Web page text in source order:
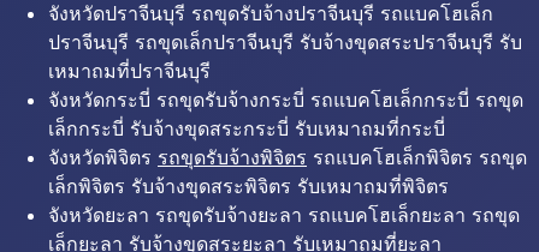
จังหวัดปราจีนบุรี รถขุดรับจ้างปราจีนบุรี รถแบคโฮเล็ก
ปราจีนบุรี รถขุดเล็กปราจีนบุรี รับจ้างขุดสระปราจีนบุรี รับ
เหมาถมที่ปราจีนบุรี
จังหวัดกระบี่ รถขุดรับจ้างกระบี่ รถแบคโฮเล็กกระบี่ รถขุด
เล็กกระบี่ รับจ้างขุดสระกระบี่ รับเหมาถมที่กระบี่
จังหวัดพิจิตร รถขุดรับจ้างพิจิตร รถแบคโฮเล็กพิจิตร รถขุด
เล็กพิจิตร รับจ้างขุดสระพิจิตร รับเหมาถมที่พิจิตร
จังหวัดยะลา รถขุดรับจ้างยะลา รถแบคโฮเล็กยะลา รถขุด
เล็กยะลา รับจ้างขุดสระยะลา รับเหมาถมที่ยะลา